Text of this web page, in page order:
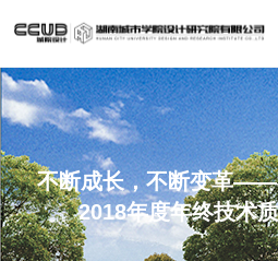
不断成长，不断变革——
2018年度年终技术